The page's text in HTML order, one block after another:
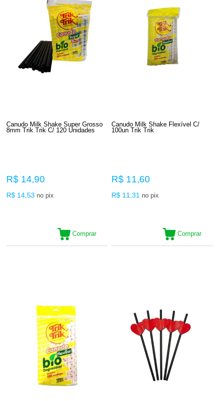
Canudo Milk Shake Super Grosso
8mm Trik Trik C/ 120 Unidades
R$ 14,90
R$ 14,53 no pix
Comprar
Canudo Milk Shake Flexível C/
100un Trik Trik
R$ 11,60
R$ 11,31 no pix
Comprar